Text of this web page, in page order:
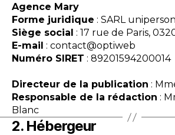
Agence Mary
Forme juridique : SARL
Siège social : 17 rue de Paris,
E-mail : contact@optiweb
Numéro SIRET : 89201594200014
Directeur de la publication :
Responsable de la rédaction :
Blanc
2. Hébergeur